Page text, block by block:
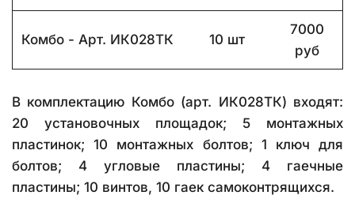
Комбо - Арт. ИК028ТК 10 шт
7000
руб
В комплектацию Комбо (арт. ИК028ТК) входят:
20 установочных площадок; 5 монтажных
пластинок; 10 монтажных болтов; 1 ключ для
болтов; 4 угловые пластины; 4 гаечные
пластины; 10 винтов, 10 гаек самоконтрящихся.